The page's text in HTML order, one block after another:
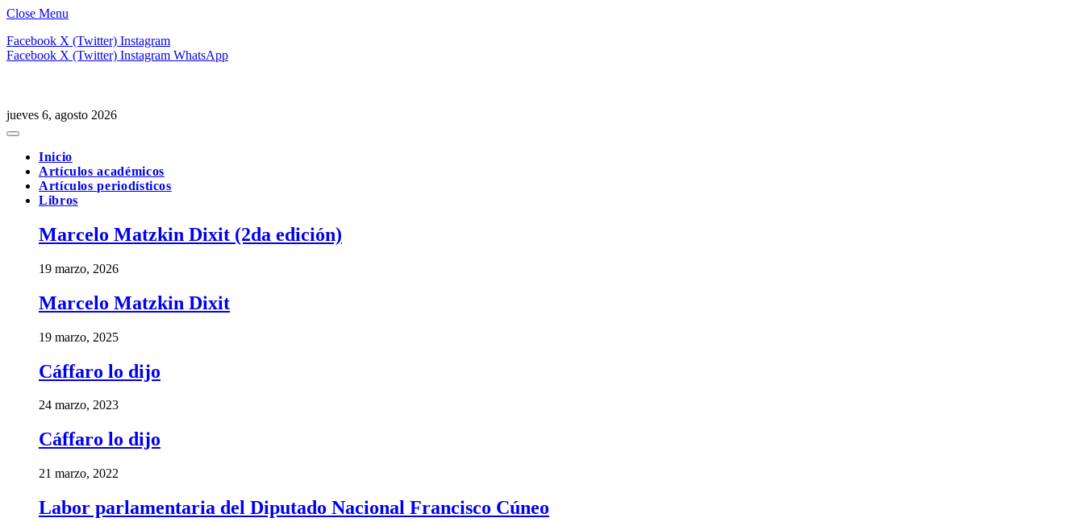
Close Menu
Facebook X (Twitter) Instagram
Facebook X (Twitter) Instagram WhatsApp
jueves 6, agosto 2026
Inicio
Artículos académicos
Artículos periodísticos
Libros
Marcelo Matzkin Dixit (2da edición)
19 marzo, 2026
Marcelo Matzkin Dixit
19 marzo, 2025
Cáffaro lo dijo
24 marzo, 2023
Cáffaro lo dijo
21 marzo, 2022
Labor parlamentaria del Diputado Nacional Francisco Cúneo